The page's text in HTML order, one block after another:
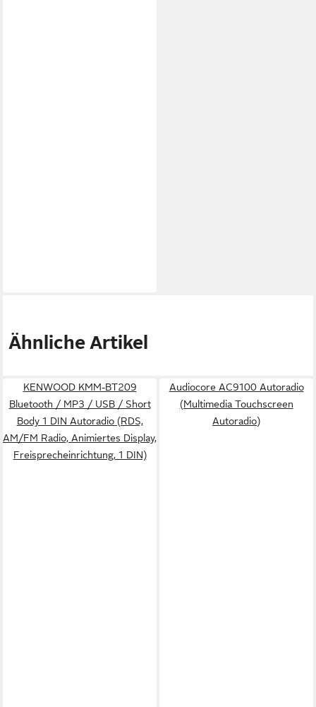
Ähnliche Artikel
KENWOOD KMM-BT209
Bluetooth / MP3 / USB / Short
Body 1 DIN Autoradio (RDS,
AM/FM Radio, Animiertes Display,
Freisprecheinrichtung, 1 DIN)
Audiocore AC9100 Autoradio
(Multimedia Touchscreen
Autoradio)